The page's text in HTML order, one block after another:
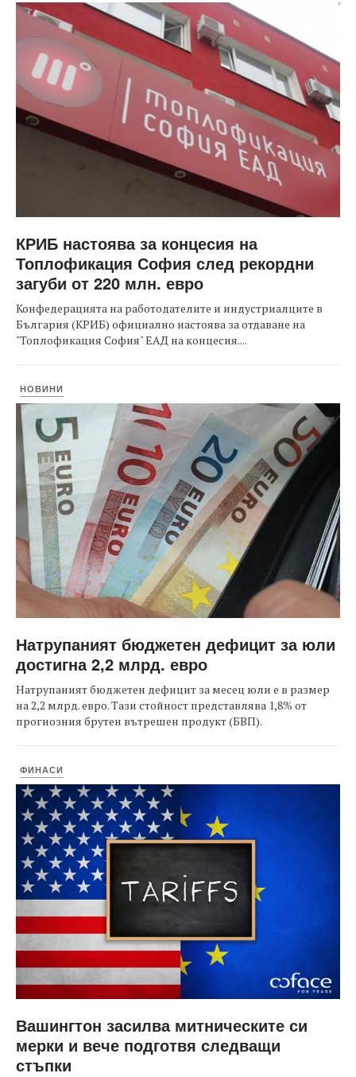
КРИБ настоява за концесия на
Топлофикация София след рекордни
загуби от 220 млн. евро
Конфедерацията на работодателите и индустриалците в
България (КРИБ) официално настоява за отдаване на
"Топлофикация София" ЕАД на концесия....
НОВИНИ
Натрупаният бюджетен дефицит за юли
достигна 2,2 млрд. евро
Натрупаният бюджетен дефицит за месец юли е в размер
на 2,2 млрд. евро. Тази стойност представлява 1,8% от
прогнозния брутен вътрешен продукт (БВП).
ФИНАСИ
Вашингтон засилва митническите си
мерки и вече подготвя следващи
стъпки